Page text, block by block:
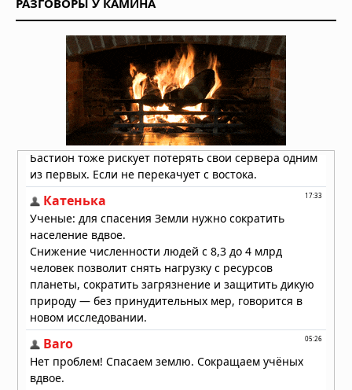
Кольца Венеры: обнаружение,
которое ждало своего часа десять
лет
03.08.2026 в 07:30
Ученые из Калифорнийского
технологического института нашли
доказательства “Что-то
катастрофическое” Случилось с
Нептуном В 1989 году
02.08.2026 в 09:15
Космический ураган из бездны:
ветер чёрной дыры оказался в сто
представлений
02.08.2026 в 09:00